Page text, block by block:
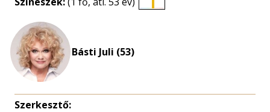
Básti Juli (53)
Szerkesztő: